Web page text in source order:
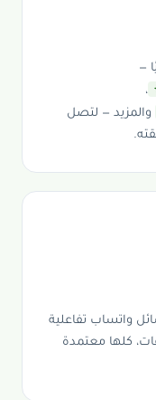
،
والمزيد — لتصل
واتساب تفاعلية
كلها معتمدة